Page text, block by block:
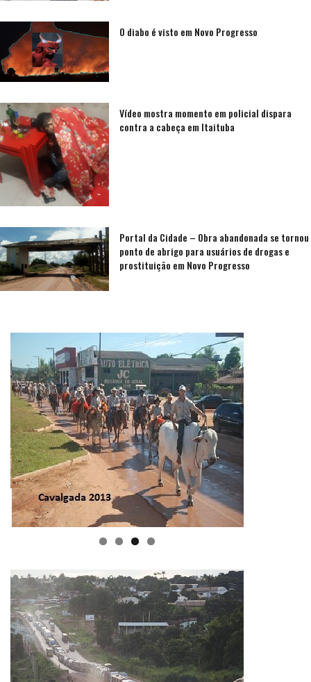
O diabo é visto em Novo Progresso
Vídeo mostra momento em policial dispara
contra a cabeça em Itaituba
Portal da Cidade – Obra abandonada se tornou
ponto de abrigo para usuários de drogas e
prostituição em Novo Progresso